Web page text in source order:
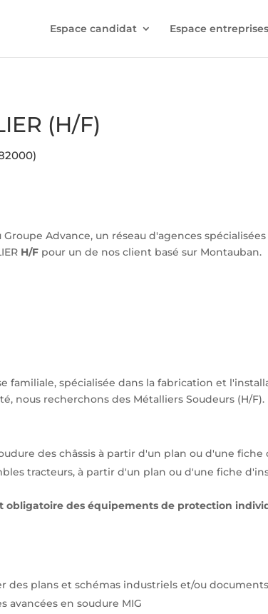
Espace candidat Espace entreprises
(H/F)
Advance, un réseau d'agences
H/F pour un de nos client basé sur Montauban.
familiale, spécialisée dans la fabrication et
nous recherchons des Métalliers Soudeurs (H/F).
des châssis à partir d'un plan ou d'une
tracteurs, à partir d'un plan ou d'une fiche
obligatoire des équipements de protection
des plans et schémas industriels et/ou
avancées en soudure MIG